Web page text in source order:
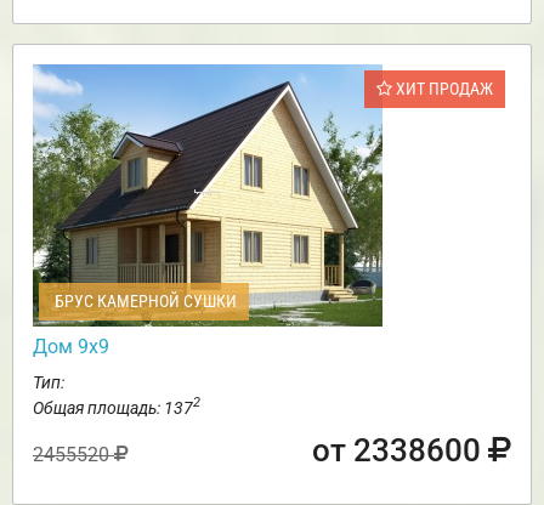
ХИТ ПРОДАЖ
БРУС КАМЕРНОЙ СУШКИ
Дом 9х9
Тип:
Общая площадь: 1372
2455520 от 2338600